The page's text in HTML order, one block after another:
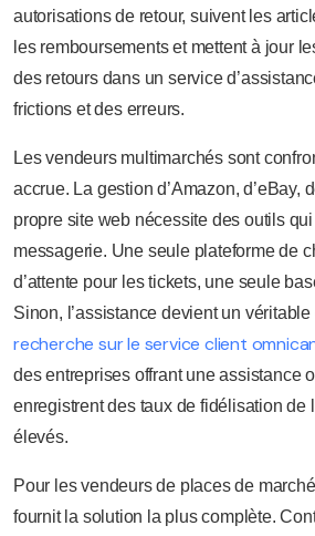
autorisations de retour, suivent les
les remboursements et mettent à jour
des retours dans un service
frictions et des erreurs.
Les vendeurs multimarchés sont
accrue. La gestion d’Amazon, d’eBay,
propre site web nécessite des outils
messagerie. Une seule plateforme de
d’attente pour les tickets, une seule
Sinon, l’assistance devient un
recherche sur le service client
des entreprises offrant une assistance
enregistrent des taux de fidélisation de
élevés.
Pour les vendeurs de places de
fournit la solution la plus complète.